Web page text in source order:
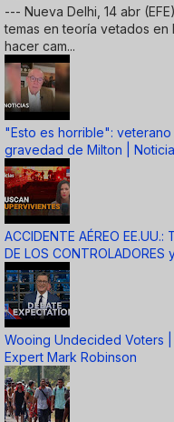
--- Nueva Delhi, 14 abr
temas en teoría vetados en
hacer cam...
"Esto es horrible":
gravedad de Milton |
ACCIDENTE AÉREO
DE LOS CONTROLADORES
Wooing Undecided Voters |
Expert Mark Robinson